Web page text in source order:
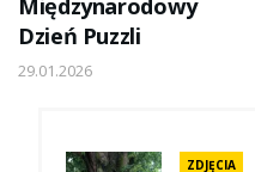
Dzień Puzzli
29.01.2026
ZDJĘCIA